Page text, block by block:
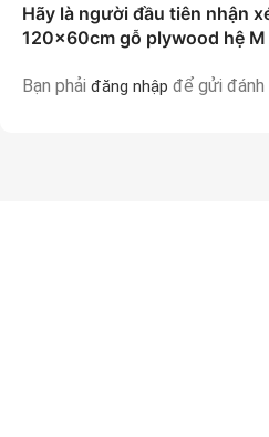
Hãy là người đầu tiên nhận
120x60cm gỗ plywood hệ
Bạn phải đăng nhập để gửi đánh